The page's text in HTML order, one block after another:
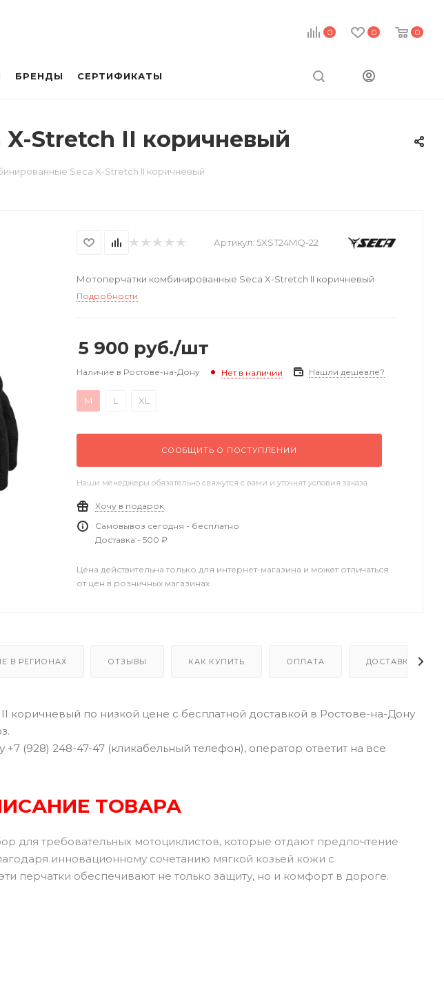
0 0 0
БРЕНДЫ СЕРТИФИКАТЫ
Stretch II коричневый
Seca X-Stretch II коричневый
Артикул: 5XST24MQ-22
Мотоперчатки комбинированные Seca X-Stretch II коричневый
Подробности
5 900 руб./шт
Наличие в Ростове-на-Дону Нет в наличии Нашли дешевле?
M L XL
СООБЩИТЬ О ПОСТУПЛЕНИИ
Наши менеджеры обязательно свяжутся с вами и уточнят условия заказа
Хочу в подарок
Самовывоз сегодня - бесплатно
Доставка - 500 ₽
Цена действительна только для интернет-магазина и может отличаться
от цен в розничных магазинах
В РЕГИОНАХ ОТЗЫВЫ КАК КУПИТЬ ОПЛАТА ДОСТАВКА
коричневый по низкой цене с бесплатной доставкой в Ростове-на-Дону
(928) 248-47-47 (кликабельный телефон), оператор ответит на все
ТОВАРА
для требовательных мотоциклистов, которые отдают предпочтение
инновационному сочетанию мягкой козьей кожи с
перчатки обеспечивают не только защиту, но и комфорт в дороге.